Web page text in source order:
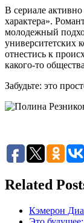
В сериале
характера».
молодежный
университетских
отнестись к
какого-то
Забудьте: это
Related
Кэмерон